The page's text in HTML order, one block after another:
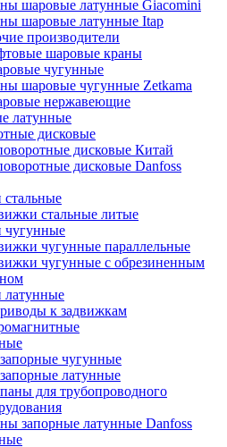
шаровые латунные Giacomini
шаровые латунные Itap
производители
шаровые краны
чугунные
шаровые чугунные Zetkama
нержавеющие
латунные
дисковые
дисковые Китай
дисковые Danfoss
стальные литые
чугунные
чугунные параллельные
чугунные с обрезиненным
латунные
к задвижкам
чугунные
латунные
для трубопроводного
запорные латунные Danfoss